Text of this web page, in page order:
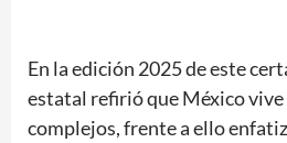
En la edición 2025 de este
estatal refirió que México
complejos, frente a ello